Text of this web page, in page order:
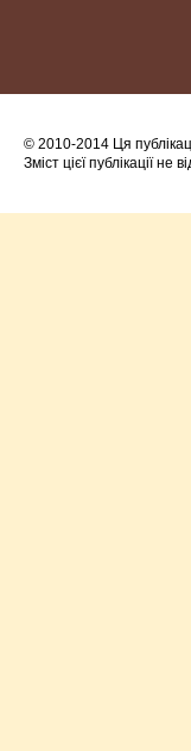
© 2010-2014 Ця
Зміст цієї публікації